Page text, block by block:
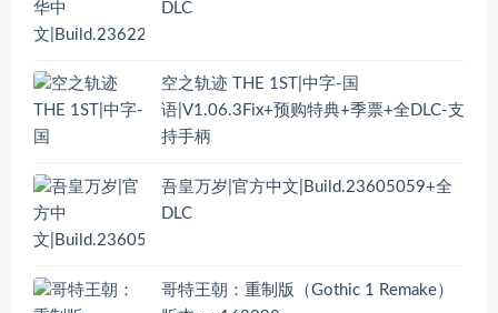
DLC
空之轨迹 THE 1ST|中字-国
语|V1.06.3Fix+预购特典+季票+全DLC-支
持手柄
吾皇万岁|官方中文|Build.23605059+全
DLC
哥特王朝：重制版（Gothic 1 Remake）